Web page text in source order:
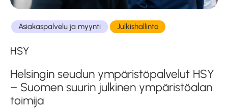
Asiakaspalvelu ja myynti Julkishallinto
HSY
Helsingin seudun ympäristöpalvelut HSY
– Suomen suurin julkinen ympäristöalan
toimija